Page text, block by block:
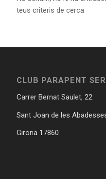
teus criteris de cerca
CLUB PARAPENT
Carrer Bernat Saulet, 22
Sant Joan de les
Girona 17860